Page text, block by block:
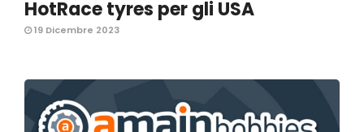
HotRace tyres per gli USA
19 Dicembre 2023